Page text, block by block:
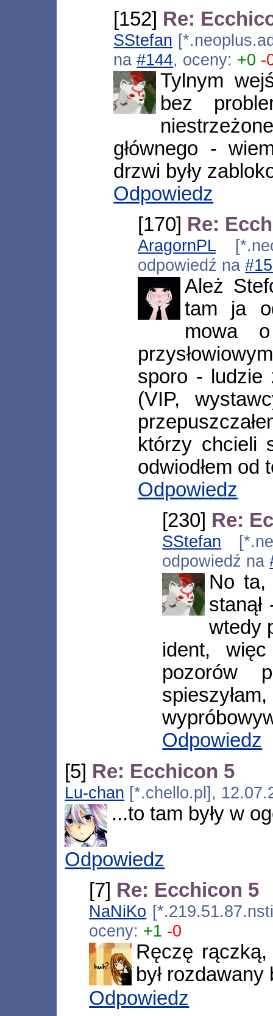
[152] Re:
SStefan
na#144, oceny: +0 -
Tylnym
bez
głównego -
drzwi były
Odpowiedz
[170] Re:
AragornPL
odpowiedź na
Ależ
tam ja
mowa
sporo - ludzie
(VIP,
którzy chcieli
odwiodłem od
Odpowiedz
[230] Re:
SStefan
odpowiedź na
No ta,
wtedy
ident,
pozorów
Odpowiedz
[5] Re: Ecchicon 5
Lu-chan [*.chello.pl],
...to tam były w
Odpowiedz
[7] Re: Ecchicon 5
NaNiKo
oceny: +1 -0
Ręczę
był
Odpowiedz